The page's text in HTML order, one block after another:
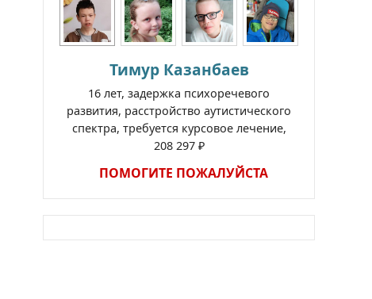
Тимур Казанбаев
16 лет, задержка психоречевого
развития, расстройство аутистического
спектра, требуется курсовое лечение,
208 297 ₽
ПОМОГИТЕ ПОЖАЛУЙСТА